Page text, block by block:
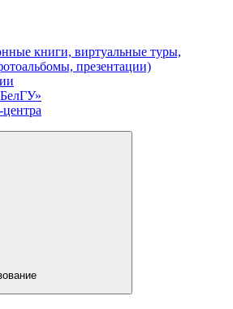
книги, виртуальные туры,
презентации)